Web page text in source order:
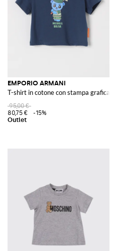
EMPORIO ARMANI
T-shirt in cotone con stampa grafica
95,00 €
80,75 €
-15%